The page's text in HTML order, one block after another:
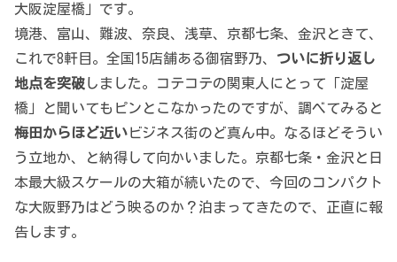
大阪淀屋橋」です。
境港、富山、難波、奈良、浅草、京都七条、金沢ときて、
これで8軒目。全国15店舗ある御宿野乃、 ついに折り返し
地点を突破しました。コテコテの関東人にとって「淀屋
橋」と聞いてもピンとこなかったのですが、調べてみると
梅田からほど近いビジネス街のど真ん中。なるほどそうい
う立地か、と納得して向かいました。京都七条・金沢と日
本最大級スケールの大箱が続いたので、今回のコンパクト
な大阪野乃はどう映るのか？泊まってきたので、正直に報
告します。